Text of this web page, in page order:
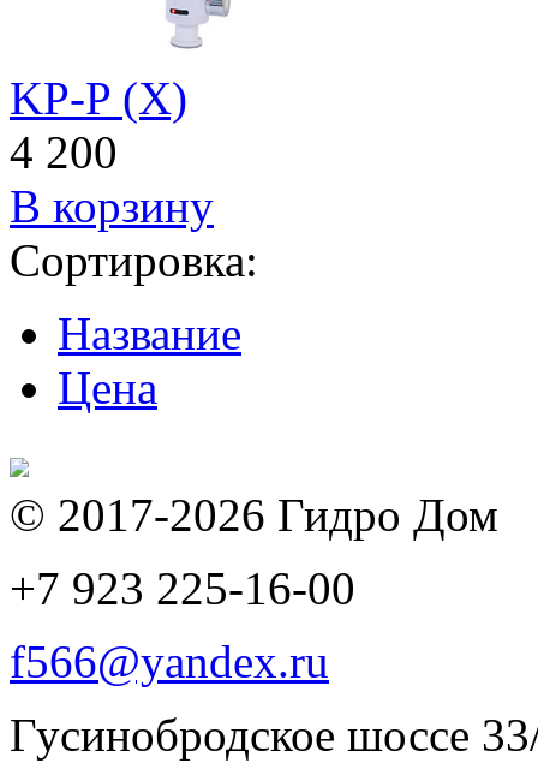
KP-P (Х)
4 200
В корзину
Сортировка:
Название
Цена
© 2017-2026 Гидро Дом
+7 923 225-16-00
f566@yandex.ru
Гусинобродское шоссе